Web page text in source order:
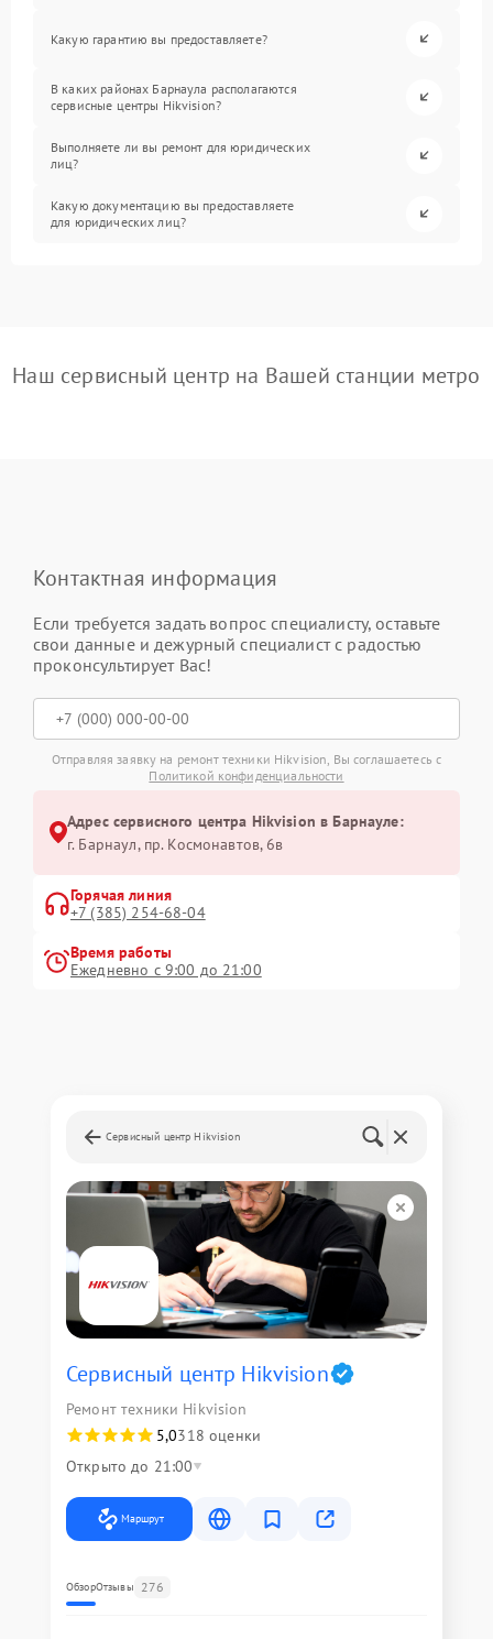
Какую гарантию вы предоставляете?
В каких районах Барнаула располагаются
сервисные центры Hikvision?
Выполняете ли вы ремонт для юридических
лиц?
Какую документацию вы предоставляете
для юридических лиц?
Наш сервисный центр на Вашей станции метро
Контактная информация
Если требуется задать вопрос специалисту, оставьте
свои данные и дежурный специалист с радостью
проконсультирует Вас!
Отправляя заявку на ремонт техники Hikvision, Вы соглашаетесь с
Политикой конфиденциальности
Адрес сервисного центра Hikvision в Барнауле:
г. Барнаул, ​пр. Космонавтов, 6в
Горячая линия
+7 (385) 254-68-04
Время работы
Ежедневно с 9:00 до 21:00
Сервисный центр Hikvision
Сервисный центр Hikvision
Ремонт техники Hikvision
5,0318 оценки
Открыто до 21:00
Маршрут
ОбзорОтзывы 276